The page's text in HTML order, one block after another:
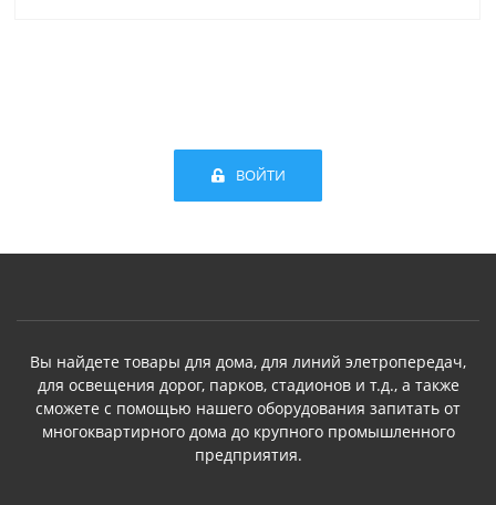
ВОЙТИ
Вы найдете товары для дома, для линий элетропередач,
для освещения дорог, парков, стадионов и т.д., а также
сможете с помощью нашего оборудования запитать от
многоквартирного дома до крупного промышленного
предприятия.